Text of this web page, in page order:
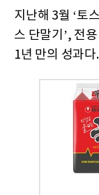
지난해 3월 ‘토
스 단말기’, 전
1년 만의 성과다.